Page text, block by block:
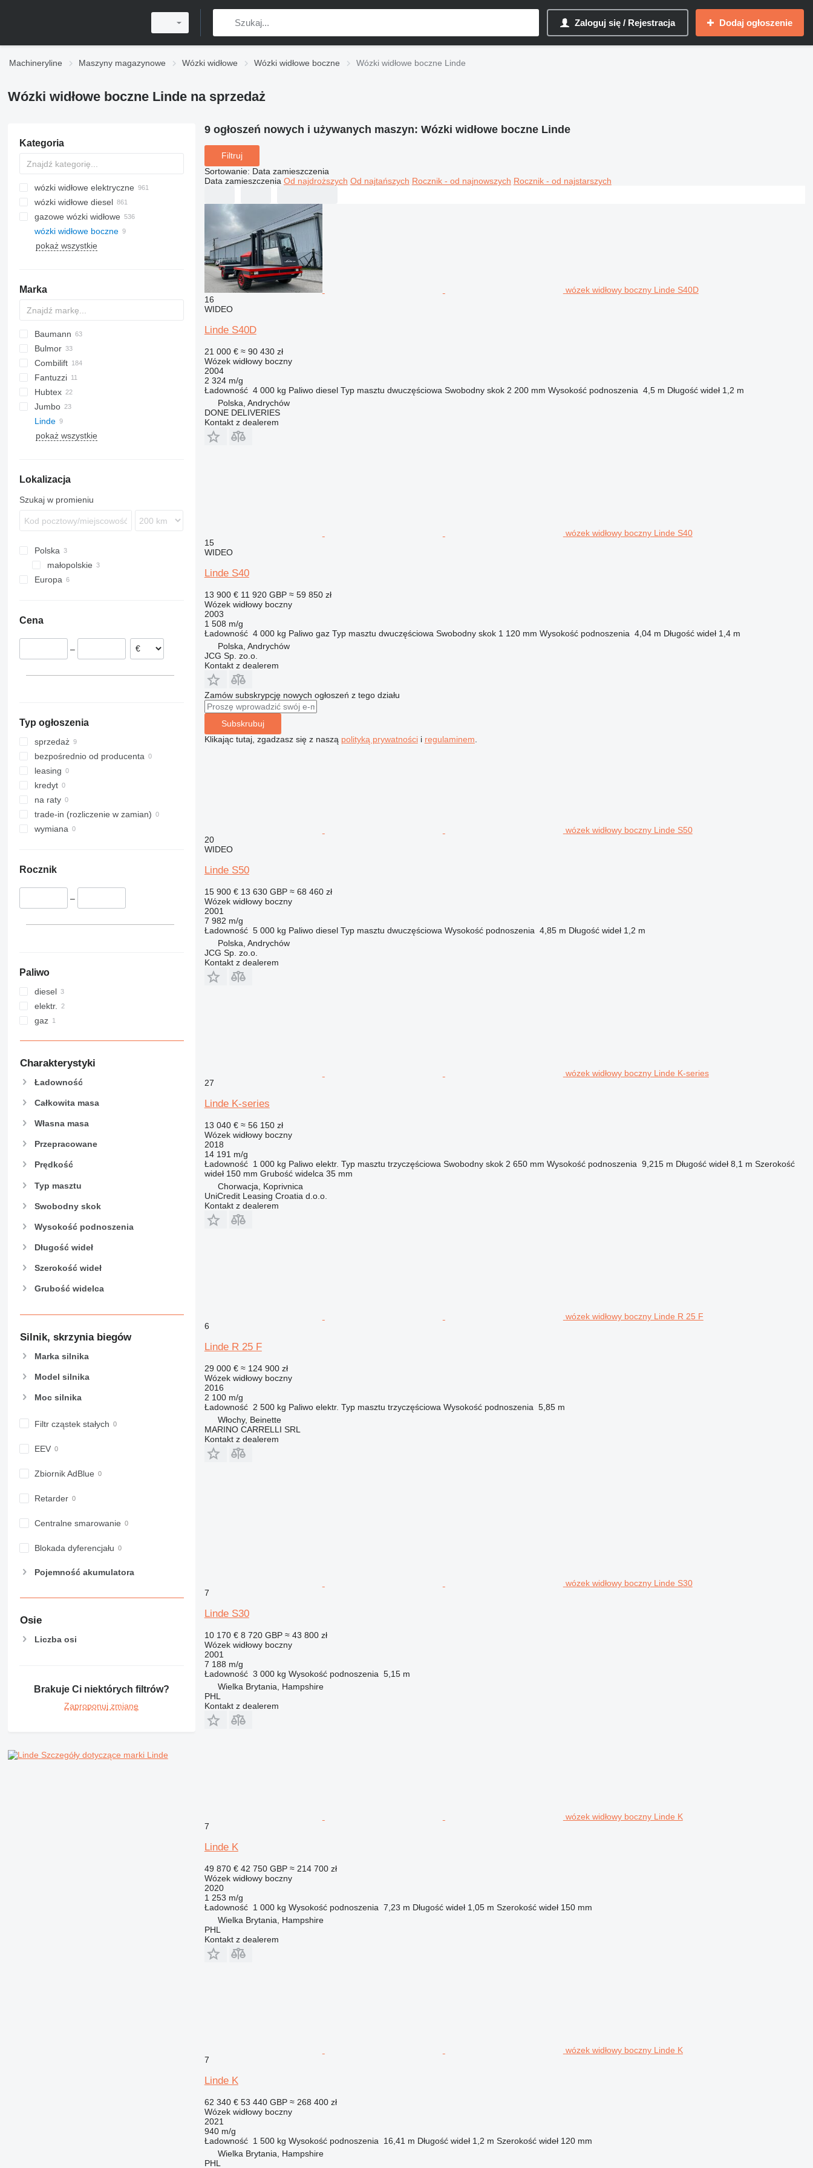
Zaloguj się / Rejestracja Dodaj ogłoszenie
Machineryline Maszyny magazynowe Wózki widłowe Wózki widłowe boczne Wózki widłowe boczne Linde
Wózki widłowe boczne Linde na sprzedaż
Kategoria
wózki widłowe elektryczne
wózki widłowe diesel
gazowe wózki widłowe
wózki widłowe boczne
pokaż wszystkie
Marka
FRE
HT
Baumann
AS
DFQ
DX
EMS
EVS
GS
GX
Bulmor
Combilift
C-Series
Fantuzzi
SF
Hubtex
DQ
MQ
VD
Jumbo
JDQ
JGQN
DCG
DFQ
BOSS
Linde
K-series
S 30
S 50
LG
Compact
pokaż wszystkie
Lokalizacja
Szukaj w promieniu
Polska
małopolskie
Andrychów
Europa
Włochy
Cena
–
Typ ogłoszenia
sprzedaż
bezpośrednio od producenta
leasing
kredyt
na raty
trade-in (rozliczenie w zamian)
wymiana
Rocznik
–
Paliwo
diesel
elektr.
gaz
Charakterystyki
Ładowność
Całkowita masa
Własna masa
Przepracowane
Prędkość
Typ masztu
Swobodny skok
Wysokość podnoszenia
Długość wideł
Szerokość wideł
Grubość widelca
Silnik, skrzynia biegów
Marka silnika
Model silnika
Moc silnika
Filtr cząstek stałych
EEV
Zbiornik AdBlue
Retarder
Centralne smarowanie
Blokada dyferencjału
Pojemność akumulatora
Osie
Liczba osi
Brakuje Ci niektórych filtrów?
Zaproponuj zmianę
Szczegóły dotyczące marki Linde
9 ogłoszeń nowych i używanych maszyn: Wózki widłowe boczne Linde
Filtruj
Sortowanie: Data zamieszczenia
Data zamieszczenia Od najdroższych Od najtańszych Rocznik - od najnowszych Rocznik - od najstarszych
wózek widłowy boczny Linde S40D
16
WIDEO
Linde S40D
21 000 € ≈ 90 430 zł
Wózek widłowy boczny
2004
2 324 m/g
Ładowność 4 000 kg Paliwo diesel Typ masztu dwuczęściowa Swobodny skok 2 200 mm Wysokość podnoszenia 4,5 m Długość wideł 1,2 m
Polska, Andrychów
DONE DELIVERIES
Kontakt z dealerem
wózek widłowy boczny Linde S40
15
WIDEO
Linde S40
13 900 € 11 920 GBP ≈ 59 850 zł
Wózek widłowy boczny
2003
1 508 m/g
Ładowność 4 000 kg Paliwo gaz Typ masztu dwuczęściowa Swobodny skok 1 120 mm Wysokość podnoszenia 4,04 m Długość wideł 1,4 m
Polska, Andrychów
JCG Sp. zo.o.
Kontakt z dealerem
Zamów subskrypcję nowych ogłoszeń z tego działu
Subskrubuj
Klikając tutaj, zgadzasz się z naszą polityką prywatnościi regulaminem
wózek widłowy boczny Linde S50
20
WIDEO
Linde S50
15 900 € 13 630 GBP ≈ 68 460 zł
Wózek widłowy boczny
2001
7 982 m/g
Ładowność 5 000 kg Paliwo diesel Typ masztu dwuczęściowa Wysokość podnoszenia 4,85 m Długość wideł 1,2 m
Polska, Andrychów
JCG Sp. zo.o.
Kontakt z dealerem
wózek widłowy boczny Linde K-series
27
Linde K-series
13 040 € ≈ 56 150 zł
Wózek widłowy boczny
2018
14 191 m/g
Ładowność 1 000 kg Paliwo elektr. Typ masztu trzyczęściowa Swobodny skok 2 650 mm Wysokość podnoszenia 9,215 m Długość wideł 8,1 m Szerokość
wideł 150 mm Grubość widelca 35 mm
Chorwacja, Koprivnica
UniCredit Leasing Croatia d.o.o.
Kontakt z dealerem
wózek widłowy boczny Linde R 25 F
6
Linde R 25 F
29 000 € ≈ 124 900 zł
Wózek widłowy boczny
2016
2 100 m/g
Ładowność 2 500 kg Paliwo elektr. Typ masztu trzyczęściowa Wysokość podnoszenia 5,85 m
Włochy, Beinette
MARINO CARRELLI SRL
Kontakt z dealerem
wózek widłowy boczny Linde S30
7
Linde S30
10 170 € 8 720 GBP ≈ 43 800 zł
Wózek widłowy boczny
2001
7 188 m/g
Ładowność 3 000 kg Wysokość podnoszenia 5,15 m
Wielka Brytania, Hampshire
PHL
Kontakt z dealerem
wózek widłowy boczny Linde K
7
Linde K
49 870 € 42 750 GBP ≈ 214 700 zł
Wózek widłowy boczny
2020
1 253 m/g
Ładowność 1 000 kg Wysokość podnoszenia 7,23 m Długość wideł 1,05 m Szerokość wideł 150 mm
Wielka Brytania, Hampshire
PHL
Kontakt z dealerem
wózek widłowy boczny Linde K
7
Linde K
62 340 € 53 440 GBP ≈ 268 400 zł
Wózek widłowy boczny
2021
940 m/g
Ładowność 1 500 kg Wysokość podnoszenia 16,41 m Długość wideł 1,2 m Szerokość wideł 120 mm
Wielka Brytania, Hampshire
PHL